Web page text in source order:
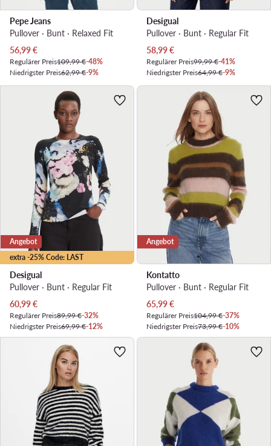
Pepe Jeans
Pullover · Bunt · Relaxed Fit
Aktueller Preis
56,99€
Regulärer Preis109,99 €-48%
Niedrigster Preis62,99 €-9%
Desigual
Pullover · Bunt · Regular Fit
Aktueller Preis
58,99€
Regulärer Preis99,99 €-41%
Niedrigster Preis64,99 €-9%
extra -25% Code: LAST
Angebot
Desigual
Pullover · Bunt · Regular Fit
Aktueller Preis
60,99€
Regulärer Preis89,99 €-32%
Niedrigster Preis69,99 €-12%
Angebot
Kontatto
Pullover · Bunt · Regular Fit
Aktueller Preis
65,99€
Regulärer Preis104,99 €-37%
Niedrigster Preis73,99 €-10%